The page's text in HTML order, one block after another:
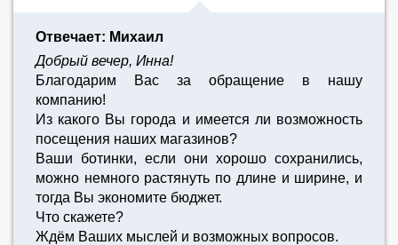
Отвечает: Михаил
Добрый вечер, Инна!
Благодарим Вас за обращение в нашу
компанию!
Из какого Вы города и имеется ли возможность
посещения наших магазинов?
Ваши ботинки, если они хорошо сохранились,
можно немного растянуть по длине и ширине, и
тогда Вы экономите бюджет.
Что скажете?
Ждём Ваших мыслей и возможных вопросов.